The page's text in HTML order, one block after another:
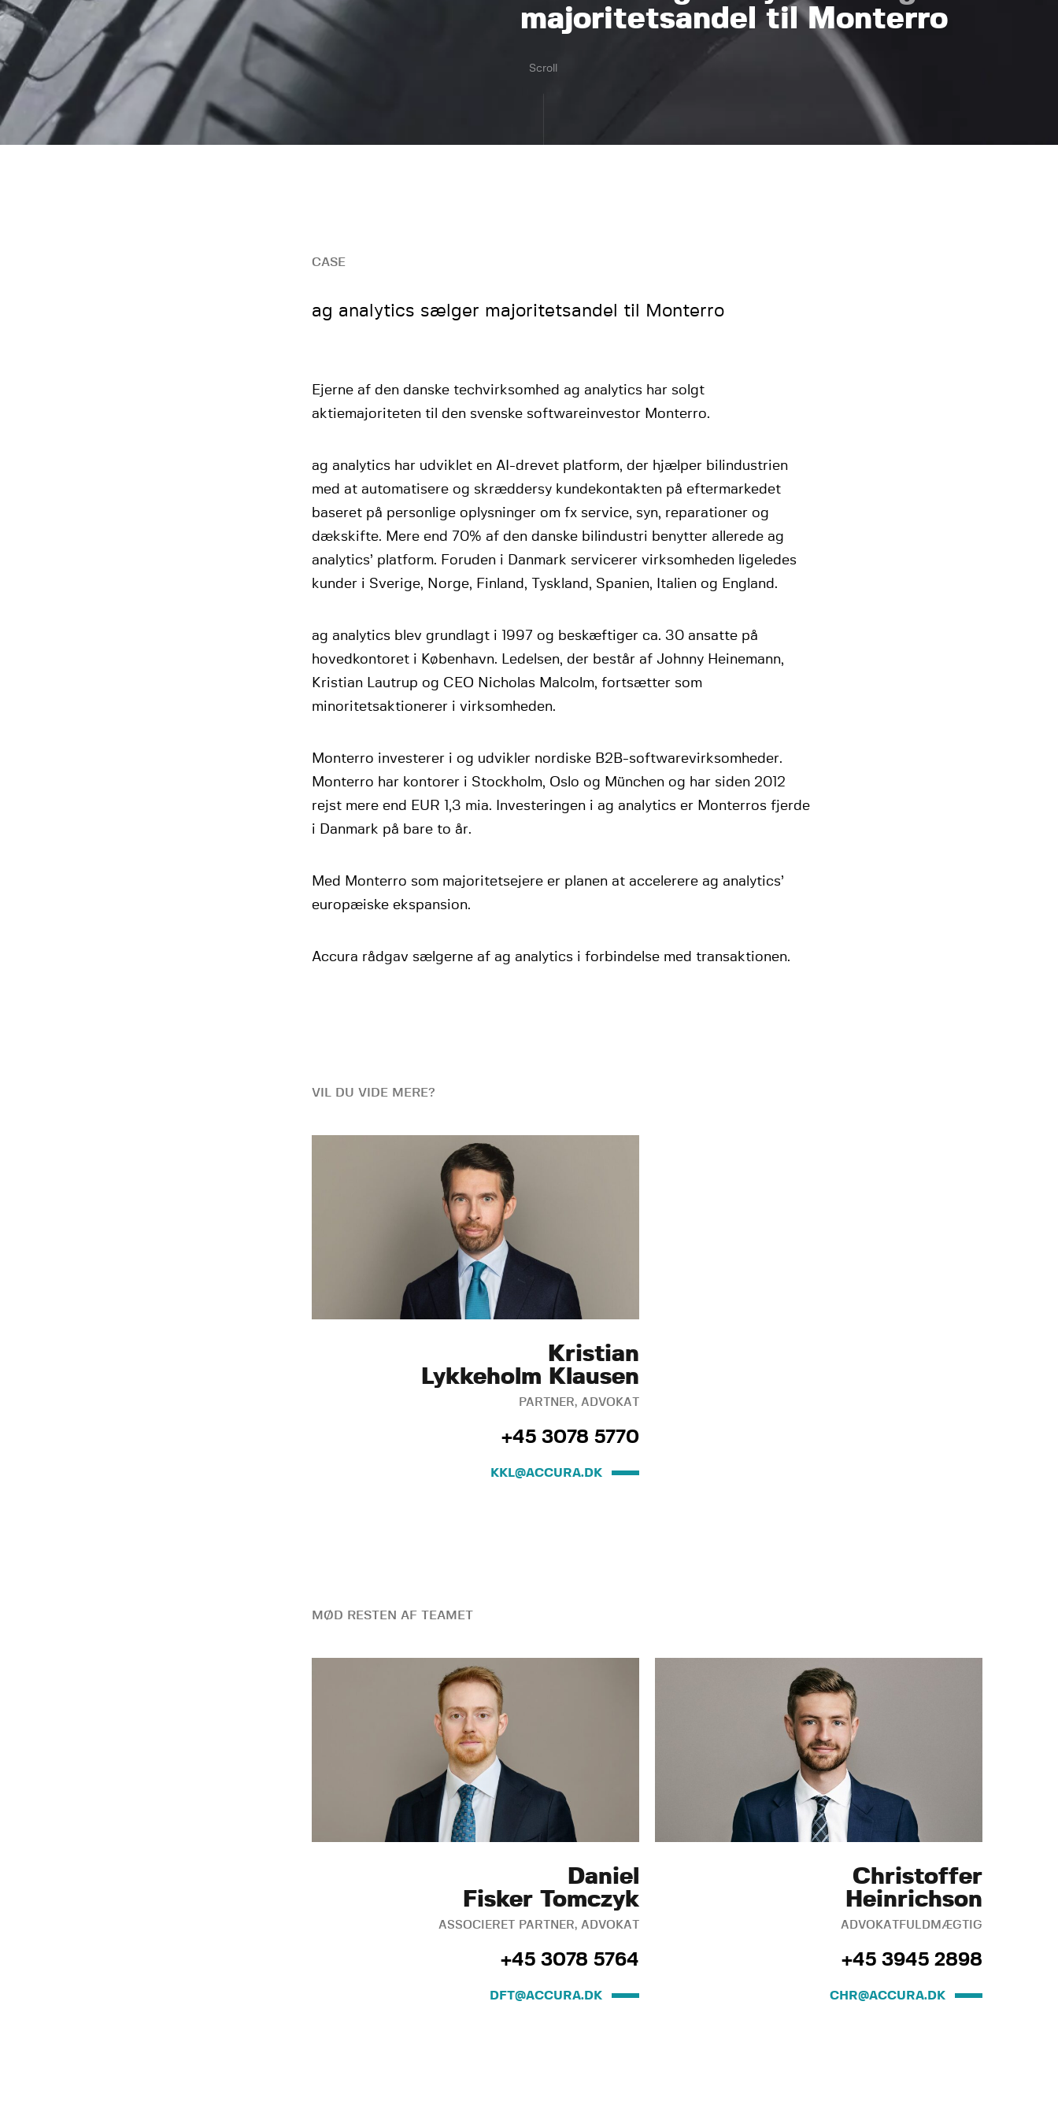
majoritetsandel til Monterro
Scroll
CASE
ag analytics sælger majoritetsandel til Monterro
Ejerne af den danske techvirksomhed ag analytics har solgt
aktiemajoriteten til den svenske softwareinvestor Monterro.
ag analytics har udviklet en AI-drevet platform, der hjælper bilindustrien
med at automatisere og skræddersy kundekontakten på eftermarkedet
baseret på personlige oplysninger om fx service, syn, reparationer og
dækskifte. Mere end 70% af den danske bilindustri benytter allerede ag
analytics’ platform. Foruden i Danmark servicerer virksomheden ligeledes
kunder i Sverige, Norge, Finland, Tyskland, Spanien, Italien og England.
ag analytics blev grundlagt i 1997 og beskæftiger ca. 30 ansatte på
hovedkontoret i København. Ledelsen, der består af Johnny Heinemann,
Kristian Lautrup og CEO Nicholas Malcolm, fortsætter som
minoritetsaktionerer i virksomheden.
Monterro investerer i og udvikler nordiske B2B-softwarevirksomheder.
Monterro har kontorer i Stockholm, Oslo og München og har siden 2012
rejst mere end EUR 1,3 mia. Investeringen i ag analytics er Monterros fjerde
i Danmark på bare to år.
Med Monterro som majoritetsejere er planen at accelerere ag analytics’
europæiske ekspansion.
Accura rådgav sælgerne af ag analytics i forbindelse med transaktionen.
VIL DU VIDE MERE?
Kristian
Lykkeholm Klausen
PARTNER, ADVOKAT
+45 3078 5770
KKL@ACCURA.DK
MØD RESTEN AF TEAMET
Daniel
Fisker Tomczyk
ASSOCIERET PARTNER, ADVOKAT
+45 3078 5764
DFT@ACCURA.DK
Christoffer
Heinrichson
ADVOKATFULDMÆGTIG
+45 3945 2898
CHR@ACCURA.DK